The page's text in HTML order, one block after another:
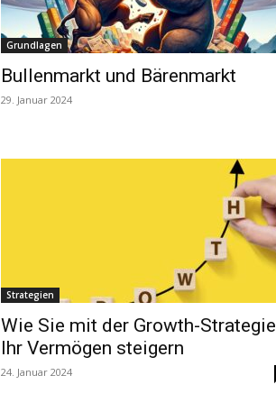
Grundlagen
Bullenmarkt und Bärenmarkt
29. Januar 2024
Strategien
Wie Sie mit der Growth-Strategie
Ihr Vermögen steigern
24. Januar 2024